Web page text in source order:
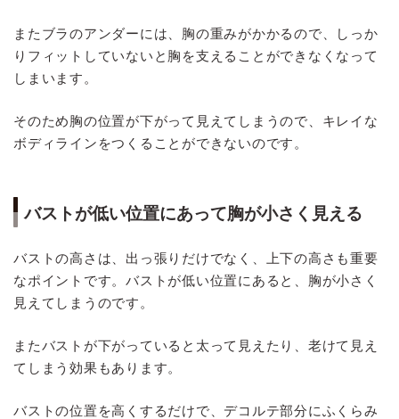
またブラのアンダーには、胸の重みがかかるので、しっか
りフィットしていないと胸を支えることができなくなって
しまいます。
そのため胸の位置が下がって見えてしまうので、キレイな
ボディラインをつくることができないのです。
バストが低い位置にあって胸が小さく見える
バストの高さは、出っ張りだけでなく、上下の高さも重要
なポイントです。バストが低い位置にあると、胸が小さく
見えてしまうのです。
またバストが下がっていると太って見えたり、老けて見え
てしまう効果もあります。
バストの位置を高くするだけで、デコルテ部分にふくらみ